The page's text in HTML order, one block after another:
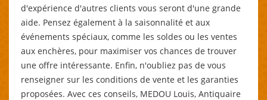
d'expérience d'autres clients vous seront d'une grande
aide. Pensez également à la saisonnalité et aux
événements spéciaux, comme les soldes ou les ventes
aux enchères, pour maximiser vos chances de trouver
une offre intéressante. Enfin, n'oubliez pas de vous
renseigner sur les conditions de vente et les garanties
proposées. Avec ces conseils, MEDOU Louis, Antiquaire